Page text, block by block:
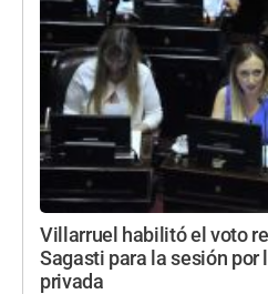
Villarruel habilitó el voto
Sagasti para la sesión por
privada